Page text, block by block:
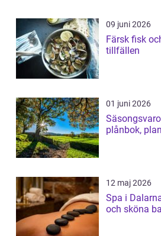
09 juni 2026
Färsk fisk
tillfällen
01 juni 2026
Säsongsvaror smartare mat
plånbok,
12 maj 2026
Spa i
och sköna